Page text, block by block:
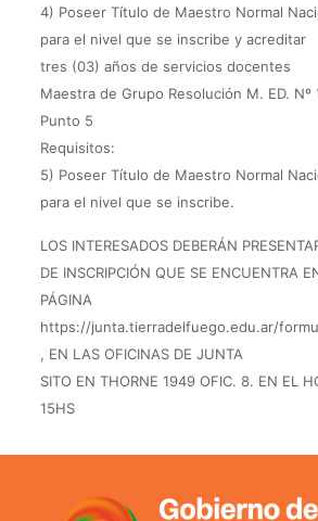
4) Poseer Título de Maestro Normal
para el nivel que se inscribe y acreditar
tres (03) años de servicios docentes
Maestra de Grupo Resolución M. ED. Nº
Punto 5
Requisitos:
5) Poseer Título de Maestro Normal
para el nivel que se inscribe.
LOS INTERESADOS DEBERÁN
DE INSCRIPCIÓN QUE SE ENCUENTRA
PÁGINA
https://junta.tierradelfuego.edu.ar/
, EN LAS OFICINAS DE JUNTA
SITO EN THORNE 1949 OFIC. 8. EN EL
15HS